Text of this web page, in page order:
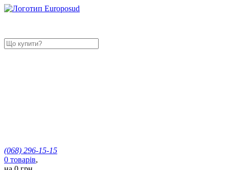
(068) 296-15-15
0 товарів,